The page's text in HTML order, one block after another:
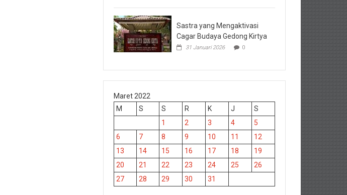
Sastra yang Mengaktivasi
Cagar Budaya Gedong Kirtya
31 Januari 2026 0
Maret 2022
M
S S R K J
S
1
2 3 4
5
6
7 8 9 10 11
12
13
14 15 16 17 18
19
20
21 22 23 24 25
26
27
28 29 30 31